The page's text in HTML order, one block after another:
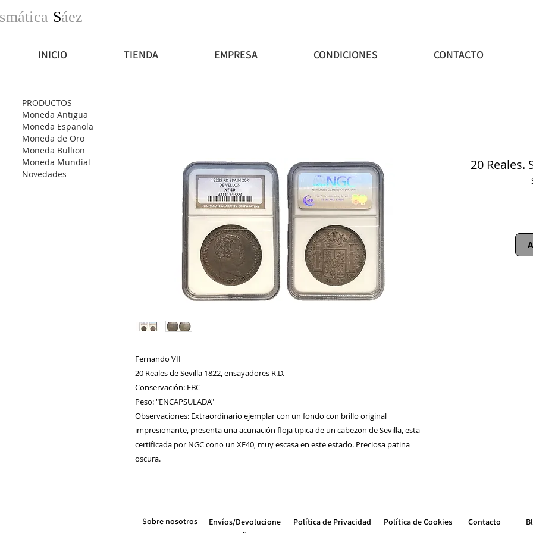
Sáez
INICIO TIENDA EMPRESA CONDICIONES CONTACTO
PRODUCTOS
Moneda Antigua
Moneda Española
Moneda de Oro
Moneda Bullion
Moneda Mundial
Novedades
Fernando VII
20 Reales de Sevilla 1822, ensayadores R.D.
Conservación: EBC
Peso: "ENCAPSULADA"
Observaciones: Extraordinario ejemplar con un fondo con brillo original
impresionante, presenta una acuñación floja tipica de un cabezon de Sevilla, esta
certificada por NGC cono un XF40, muy escasa en este estado. Preciosa patina
oscura.
20 Reales.
Sobre nosotros
Envíos/Devolucione
Política de Privacidad Política de Cookies Contacto